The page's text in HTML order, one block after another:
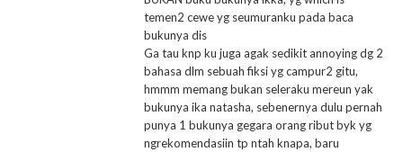
temen2 cewe yg seumuranku pada baca
bukunya dis
Ga tau knp ku juga agak sedikit annoying dg 2
bahasa dlm sebuah fiksi yg campur2 gitu,
hmmm memang bukan seleraku mereun yak
bukunya ika natasha, sebenernya dulu pernah
punya 1 bukunya gegara orang ribut byk yg
ngrekomendasiin tp ntah knapa, baru